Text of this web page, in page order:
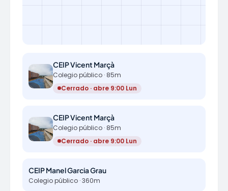
CEIP Vicent Marçà
Colegio público · 85m
Cerrado · abre 9:00 Lun
CEIP Vicent Marçà
Colegio público · 85m
Cerrado · abre 9:00 Lun
CEIP Manel Garcia Grau
Colegio público · 360m